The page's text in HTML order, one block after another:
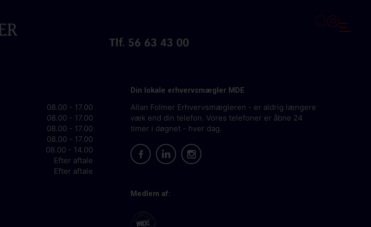
08.00 - 17.00
08.00 - 17.00
08.00 - 17.00
08.00 - 17.00
08.00 - 14.00
Efter aftale
Efter aftale
Din lokale erhvervsmægler MDE
Allan Folmer Erhvervsmægleren - er aldrig længere
væk end din telefon. Vores telefoner er åbne 24
timer i døgnet - hver dag.
Medlem af: